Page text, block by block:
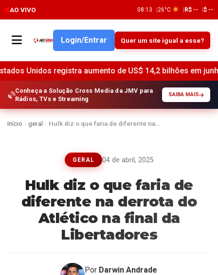
AO VIVO 08:13 26°C R$ -- $ --
Login/Entrar Quer um site igual a esse?
aumento de US$ 14,2 bilhões em junho, indica o
Conheça a Solução Cross Media da JMV para
Rádios, TVs e Streaming
SAIBA MAIS
Início › geral › Hulk diz o que faria de diferente na…
GERAL 04 de abril, 2025
Hulk diz o que faria de
diferente na derrota do
Atlético na final da
Libertadores
Por Darwin Andrade